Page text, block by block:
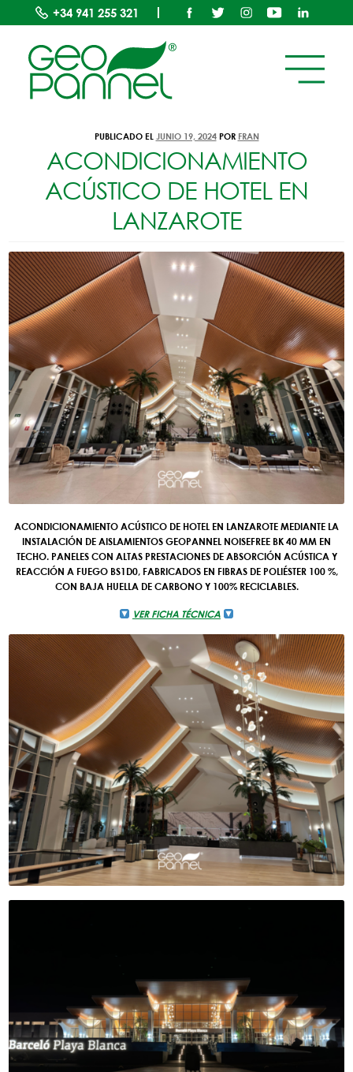
+34 941 255 321
AUTOMOTIVE
PUBLICADO EL JUNIO 19, 2024 POR FRAN
ACONDICIONAMIENTO
ACÚSTICO DE HOTEL EN
LANZAROTE
ACONDICIONAMIENTO ACÚSTICO DE HOTEL EN LANZAROTE MEDIANTE LA
INSTALACIÓN DE AISLAMIENTOS GEOPANNEL NOISEFREE BK 40 MM EN
TECHO. PANELES CON ALTAS PRESTACIONES DE ABSORCIÓN ACÚSTICA Y
REACCIÓN A FUEGO BS1D0, FABRICADOS EN FIBRAS DE POLIÉSTER 100 %,
CON BAJA HUELLA DE CARBONO Y 100% RECICLABLES.
VER FICHA TÉCNICA